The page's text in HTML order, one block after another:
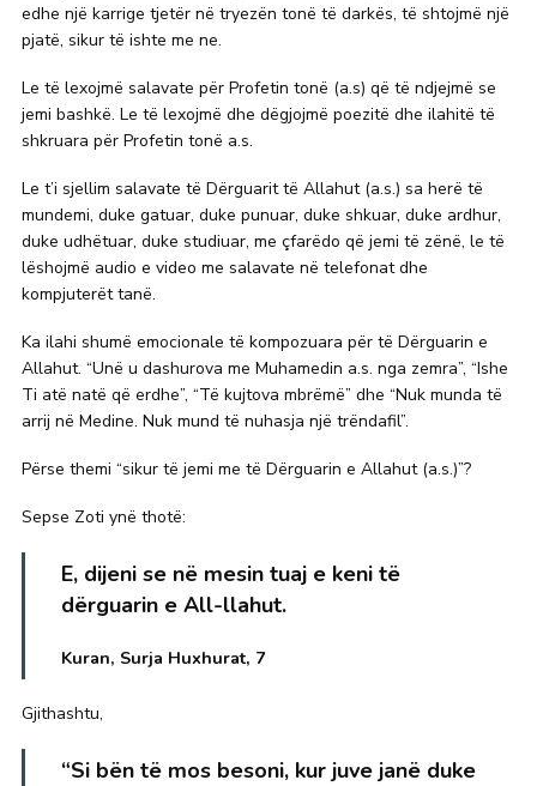
edhe një karrige tjetër në tryezën tonë të darkës, të shtojmë një
pjatë, sikur të ishte me ne.
Le të lexojmë salavate për Profetin tonë (a.s) që të ndjejmë se
jemi bashkë. Le të lexojmë dhe dëgjojmë poezitë dhe ilahitë të
shkruara për Profetin tonë a.s.
Le t’i sjellim salavate të Dërguarit të Allahut (a.s.) sa herë të
mundemi, duke gatuar, duke punuar, duke shkuar, duke ardhur,
duke udhëtuar, duke studiuar, me çfarëdo që jemi të zënë, le të
lëshojmë audio e video me salavate në telefonat dhe
kompjuterët tanë.
Ka ilahi shumë emocionale të kompozuara për të Dërguarin e
Allahut. “Unë u dashurova me Muhamedin a.s. nga zemra”, “Ishe
Ti atë natë që erdhe”, “Të kujtova mbrëmë” dhe “Nuk munda të
arrij në Medine. Nuk mund të nuhasja një trëndafil”.
Përse themi “sikur të jemi me të Dërguarin e Allahut (a.s.)”?
Sepse Zoti ynë thotë:
E, dijeni se në mesin tuaj e keni të
dërguarin e All-llahut.
Kuran, Surja Huxhurat, 7
Gjithashtu,
“Si bën të mos besoni, kur juve janë duke